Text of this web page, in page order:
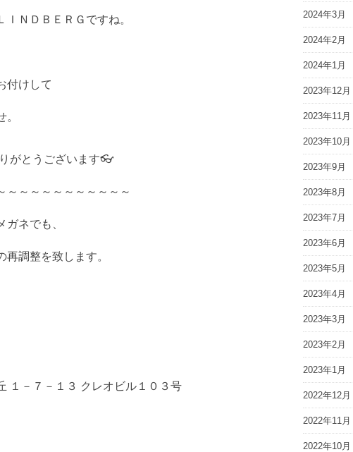
ＩＮＤＢＥＲＧですね。
付けして
がとうございます👓
～～～～～～～～～～～
ネでも、
調整を致します。
１－７－１３ クレオビル１０３号
2024年3月
2024年2月
2024年1月
2023年12月
2023年11月
2023年10月
2023年9月
2023年8月
2023年7月
2023年6月
2023年5月
2023年4月
2023年3月
2023年2月
2023年1月
2022年12月
2022年11月
2022年10月